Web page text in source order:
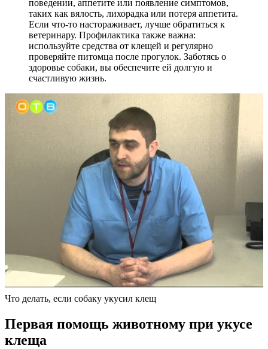
поведении, аппетите или появление симптомов,
таких как вялость, лихорадка или потеря аппетита.
Если что-то настораживает, лучше обратиться к
ветеринару. Профилактика также важна:
используйте средства от клещей и регулярно
проверяйте питомца после прогулок. Заботясь о
здоровье собаки, вы обеспечите ей долгую и
счастливую жизнь.
Что делать, если собаку укусил клещ
Первая помощь животному при укусе
клеща